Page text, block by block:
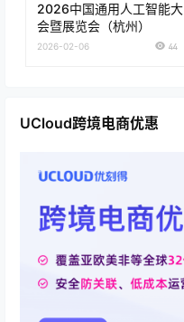
2026中国通用人工智能大
会暨展览会（杭州）
2026-02-06 44
UCloud跨境电商优惠